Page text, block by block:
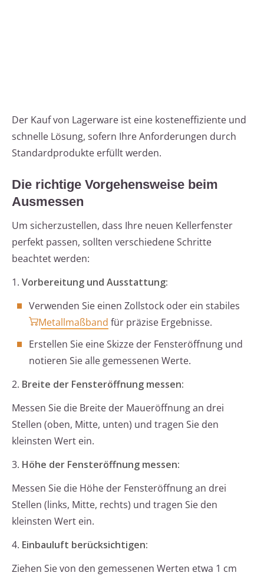
Der Kauf von Lagerware ist eine kosteneffiziente und
schnelle Lösung, sofern Ihre Anforderungen durch
Standardprodukte erfüllt werden.
Die richtige Vorgehensweise beim
Ausmessen
Um sicherzustellen, dass Ihre neuen Kellerfenster
perfekt passen, sollten verschiedene Schritte
beachtet werden:
1. Vorbereitung und Ausstattung:
Verwenden Sie einen Zollstock oder ein stabiles
Metallmaßband für präzise Ergebnisse.
Erstellen Sie eine Skizze der Fensteröffnung und
notieren Sie alle gemessenen Werte.
2. Breite der Fensteröffnung messen:
Messen Sie die Breite der Maueröffnung an drei
Stellen (oben, Mitte, unten) und tragen Sie den
kleinsten Wert ein.
3. Höhe der Fensteröffnung messen:
Messen Sie die Höhe der Fensteröffnung an drei
Stellen (links, Mitte, rechts) und tragen Sie den
kleinsten Wert ein.
4. Einbauluft berücksichtigen:
Ziehen Sie von den gemessenen Werten etwa 1 cm